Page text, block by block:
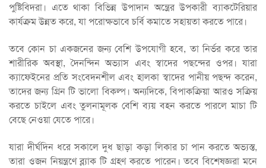
পুষ্টিবিদরা। এতে থাকা বিভিন্ন উপাদান অন্ত্রের উপকারী ব্যাকটেরিয়ার
কার্যক্রম উন্নত করে, যা পরোক্ষভাবে চর্বি কমাতে সহায়তা করতে পারে।
তবে কোন চা একজনের জন্য বেশি উপযোগী হবে, তা নির্ভর করে তার
শারীরিক অবস্থা, দৈনন্দিন অভ্যাস এবং স্বাদের পছন্দের ওপর। যারা
ক্যাফেইনের প্রতি সংবেদনশীল এবং হালকা স্বাদের পানীয় পছন্দ করেন,
তাদের জন্য গ্রিন টি ভালো বিকল্প। অন্যদিকে, বিপাকক্রিয়া আরও সক্রিয়
করতে চাইলে এবং তুলনামূলক বেশি ব্যয় বহন করতে পারলে মাচা টি
বেছে নেওয়া যেতে পারে।
যারা দীর্ঘদিন ধরে সকালে দুধ ছাড়া কড়া লিকার চা পান করতে অভ্যস্ত,
তারা ওজন নিয়ন্ত্রণে ব্ল্যাক টি গ্রহণ করতে পারেন। তবে বিশেষজ্ঞরা মনে